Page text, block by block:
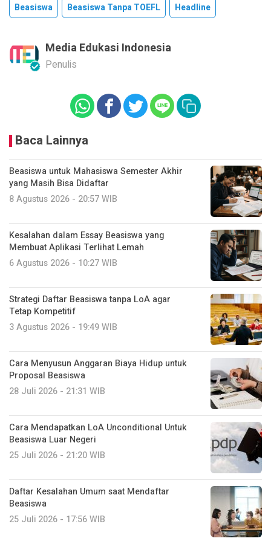
Beasiswa Beasiswa Tanpa TOEFL Headline
Media Edukasi Indonesia
Penulis
Baca Lainnya
Beasiswa untuk Mahasiswa Semester Akhir
yang Masih Bisa Didaftar
8 Agustus 2026 - 20:57 WIB
Kesalahan dalam Essay Beasiswa yang
Membuat Aplikasi Terlihat Lemah
6 Agustus 2026 - 10:27 WIB
Strategi Daftar Beasiswa tanpa LoA agar
Tetap Kompetitif
3 Agustus 2026 - 19:49 WIB
Cara Menyusun Anggaran Biaya Hidup untuk
Proposal Beasiswa
28 Juli 2026 - 21:31 WIB
Cara Mendapatkan LoA Unconditional Untuk
Beasiswa Luar Negeri
25 Juli 2026 - 21:20 WIB
Daftar Kesalahan Umum saat Mendaftar
Beasiswa
25 Juli 2026 - 17:56 WIB